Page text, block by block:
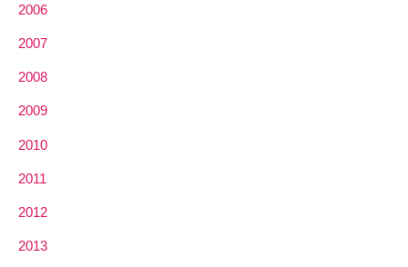
2006
2007
2008
2009
2010
2011
2012
2013